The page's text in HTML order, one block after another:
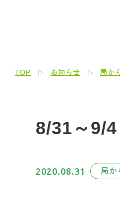
TOP お知らせ 局か
8/31～9/
2020.08.31 局か